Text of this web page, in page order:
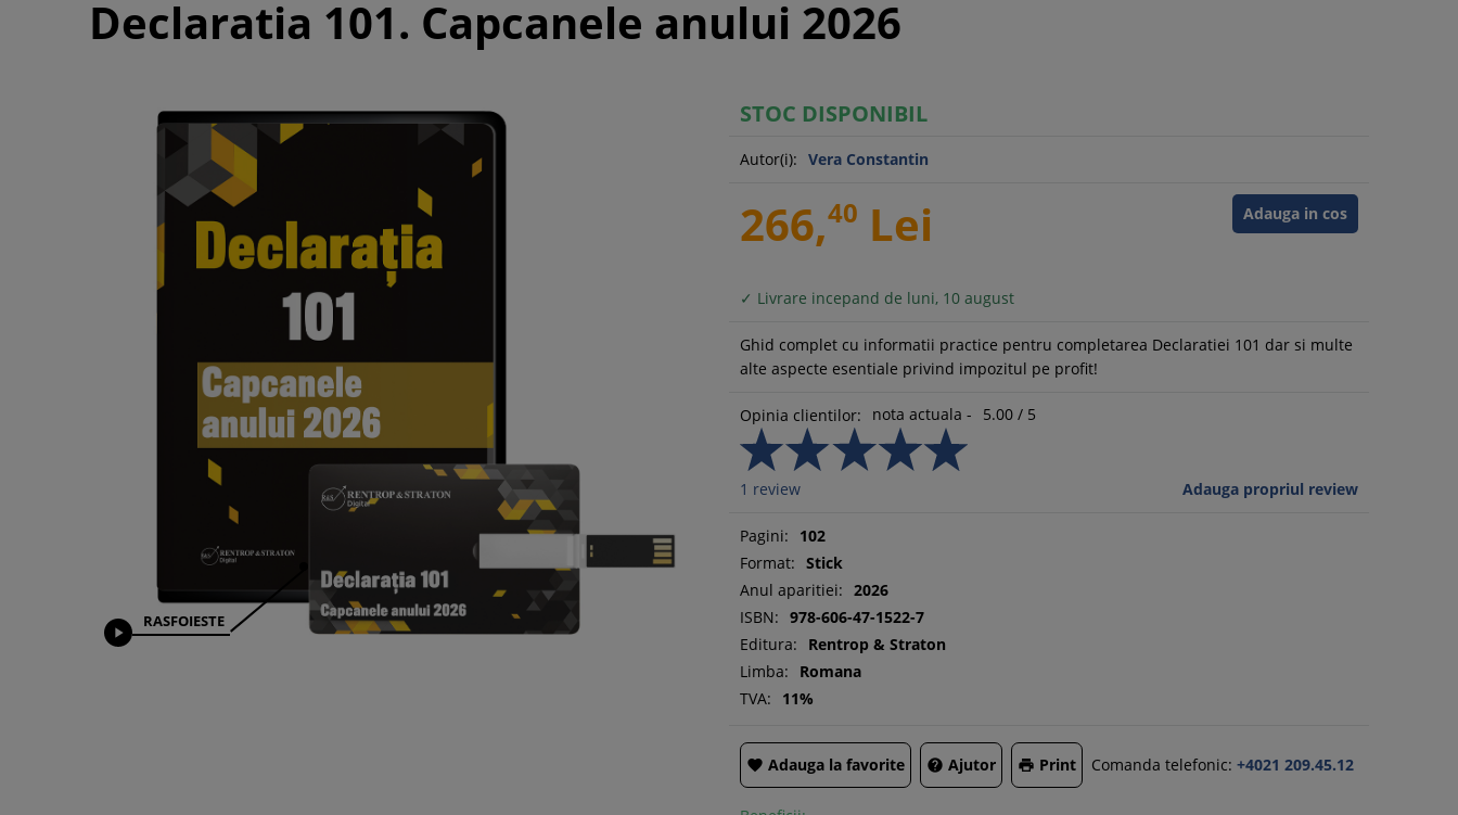
Declaratia 101. Capcanele anului 2026

RASFOIESTE
STOC DISPONIBIL
Autor(i): Vera Constantin
Adauga in cos
266,40 Lei
✓ Livrare incepand de luni, 10 august
Ghid complet cu informatii practice pentru completarea Declaratiei 101 dar si multe
alte aspecte esentiale privind impozitul pe profit!
Opinia clientilor: nota actuala - 5.00 / 5
1 review Adauga propriul review
Pagini:
102
Format: Stick
Anul aparitiei: 2026
ISBN: 978-606-47-1522-7
Editura:
Rentrop & Straton
Limba:
Romana
TVA:
11%
 Adauga la favorite  Ajutor  Print Comanda telefonic: +4021 209.45.12